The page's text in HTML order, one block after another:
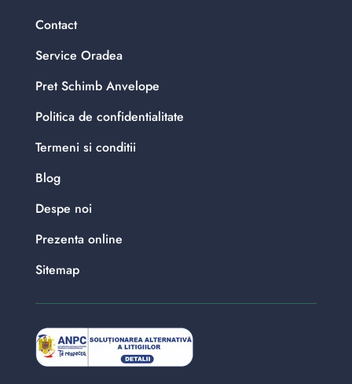
Contact
Service Oradea
Pret Schimb Anvelope
Politica de confidentialitate
Termeni si conditii
Blog
Despe noi
Prezenta online
Sitemap